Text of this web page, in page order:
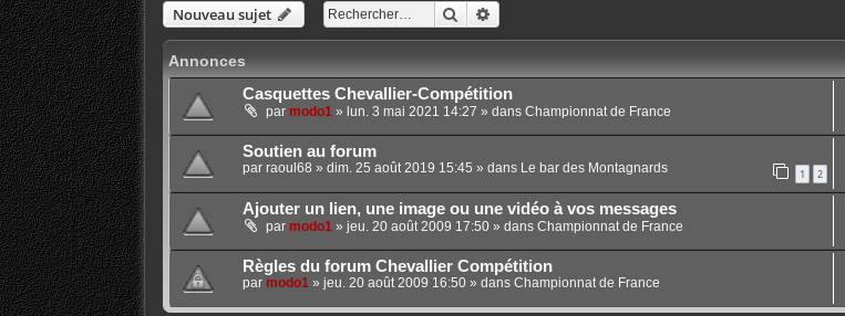
Nouveau sujet Rechercher
Annonces
Casquettes Chevallier-Compétition
par modo1» lun. 3 mai 2021 14:27 » dans Championnat de France
Soutien au forum
par raoul68 » dim. 25 août 2019 15:45 » dans Le bar des Montagnards 1 2
Ajouter un lien, une image ou une vidéo à vos messages
par modo1» jeu. 20 août 2009 17:50» dans Championnat de France
Règles du forum Chevallier Compétition
par modo1» jeu. 20 août 2009 16:50» dans Championnat de France